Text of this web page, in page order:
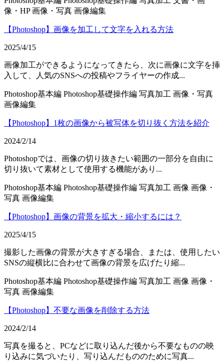
像・HP 画像・写真 画像編集
【Photoshop】画像を加工して文字を入れる方法
2025/4/15
画像加工ができるようになってきたら、次に画像に文字を挿
入して、人気のSNSへの投稿やフライヤーの作成...
Photoshop基本編 Photoshop基礎操作編 写真加工 画像・写真
画像編集
【Photoshop】1枚の画像から被写体を切り抜く方法を紹介
2024/2/14
Photoshopでは、画像の切り抜きたい範囲の一部分を自由に
切り抜いて素材として使用する機能があり...
Photoshop基本編 Photoshop基礎操作編 写真加工 画像 画像・
写真 画像編集
【Photoshop】画像の背景を拡大・縮小するには？
2025/4/15
撮影した画像の背景が大きすぎる場合、または、使用したい
SNSの縦横比に合わせて画像の背景を広げたり縮...
Photoshop基本編 Photoshop基礎操作編 写真加工 画像 画像・
写真 画像編集
【Photoshop】不要な画像を削除する方法
2024/2/14
写真を撮ると、PCなどに取り込んだ後から不要なものの映
り込みに気づいたり、写り込んだもののために写真...